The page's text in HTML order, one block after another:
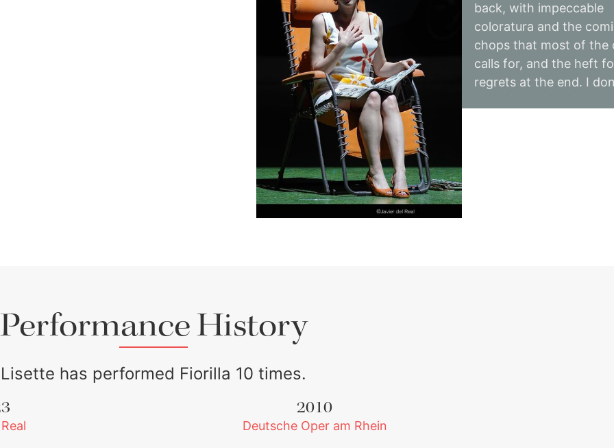
the higher range of her voice,
including fast scales, staccato
and mezza voice high notes.
back, with impeccable
coloratura and the
chops that most of the
calls for, and the heft
regrets at the end. I
Lisette Oropesa
Download Full Size
May 24, 2023
Javier del Real
Performance History
Lisette has performed Fiorilla 10 times.
2010
Deutsche Oper am Rhein